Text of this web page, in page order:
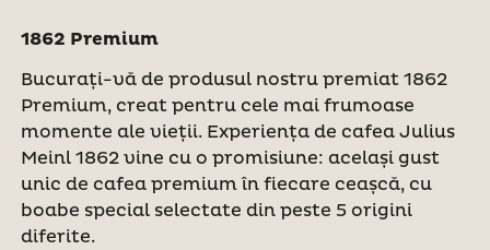
1862 Premium
Bucurați-vă de produsul nostru premiat 1862
Premium, creat pentru cele mai frumoase
momente ale vieții. Experiența de cafea Julius
Meinl 1862 vine cu o promisiune: același gust
unic de cafea premium în fiecare ceașcă, cu
boabe special selectate din peste 5 origini
diferite.